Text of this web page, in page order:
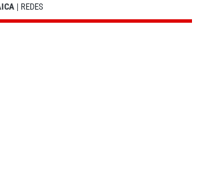
| REDES